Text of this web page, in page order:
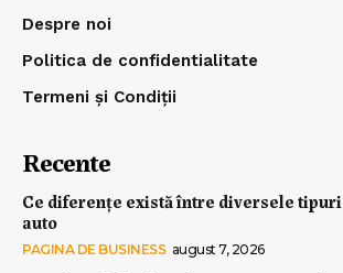
Despre noi
Politica de confidentialitate
Termeni și Condiții
Recente
Ce diferențe există între diversele tipuri
auto
PAGINA DE BUSINESS august 7, 2026